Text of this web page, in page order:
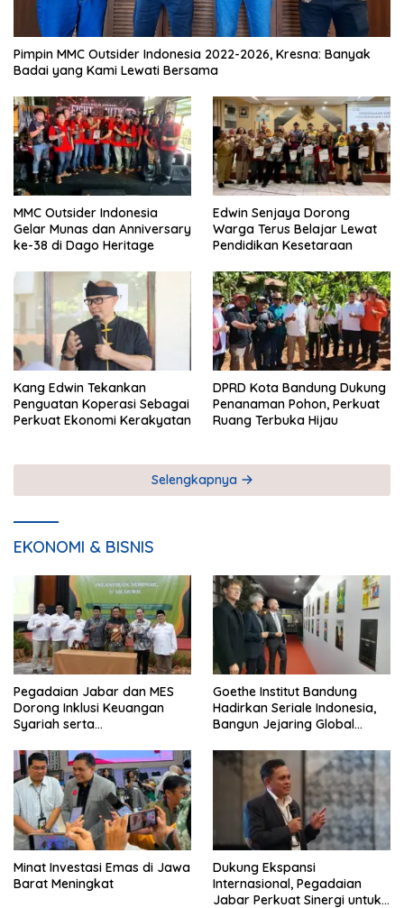
Pimpin MMC Outsider Indonesia 2022-2026, Kresna: Banyak
Badai yang Kami Lewati Bersama
MMC Outsider Indonesia
Gelar Munas dan Anniversary
ke-38 di Dago Heritage
Edwin Senjaya Dorong
Warga Terus Belajar Lewat
Pendidikan Kesetaraan
Kang Edwin Tekankan
Penguatan Koperasi Sebagai
Perkuat Ekonomi Kerakyatan
DPRD Kota Bandung Dukung
Penanaman Pohon, Perkuat
Ruang Terbuka Hijau
Selengkapnya
EKONOMI & BISNIS
Pegadaian Jabar dan MES
Dorong Inklusi Keuangan
Syariah serta
Goethe Institut Bandung
Hadirkan Seriale Indonesia,
Bangun Jejaring Global
Minat Investasi Emas di Jawa
Barat Meningkat
Dukung Ekspansi
Internasional, Pegadaian
Jabar Perkuat Sinergi untuk